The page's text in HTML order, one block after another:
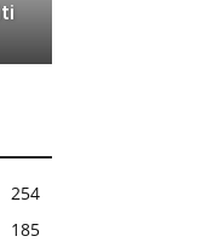
254
185